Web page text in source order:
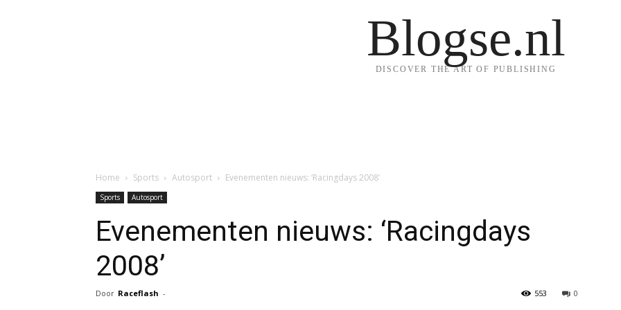
Blogse.nl
DISCOVER THE ART OF PUBLISHING
Home Sports Autosport Evenementen nieuws: ‘Racingdays 2008’
Sports Autosport
Evenementen nieuws: ‘Racingdays
2008’
Door Raceflash - 0
553